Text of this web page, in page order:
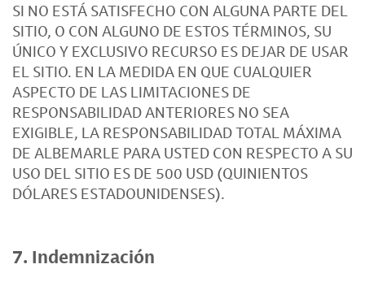
SI NO ESTÁ SATISFECHO CON ALGUNA PARTE DEL
SITIO, O CON ALGUNO DE ESTOS TÉRMINOS, SU
ÚNICO Y EXCLUSIVO RECURSO ES DEJAR DE USAR
EL SITIO. EN LA MEDIDA EN QUE CUALQUIER
ASPECTO DE LAS LIMITACIONES DE
RESPONSABILIDAD ANTERIORES NO SEA
EXIGIBLE, LA RESPONSABILIDAD TOTAL MÁXIMA
DE ALBEMARLE PARA USTED CON RESPECTO A SU
USO DEL SITIO ES DE 500 USD (QUINIENTOS
DÓLARES ESTADOUNIDENSES).
7. Indemnización